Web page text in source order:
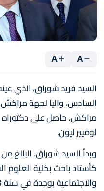
A
A
السيد فريد شوراق، الذي
السادس، واليا لجهة
مراكش، حاصل على
لوميير ليون.
كأستاذ باحث بكلية العلوم
والاجتماعية بوجدة في سنة 1983.